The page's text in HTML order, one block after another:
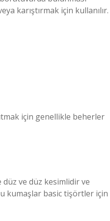
karıştırmak için kullanılır.
için genellikle beherler
ve düz kesimlidir ve
kumaşlar basic tişörtler için